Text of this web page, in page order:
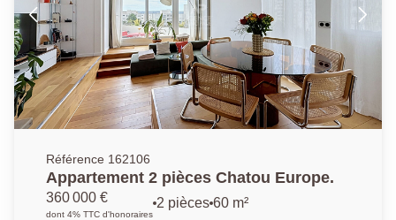
accecible à pied. Les commerces se trouvent à
proximité immédiate. Ne manquez pas cette
opportunité rare dans un environnement recherché.
Référence 162106
Appartement 2 pièces Chatou Europe.
360 000 €
dont 4% TTC d'honoraires
2 pièces 60 m²